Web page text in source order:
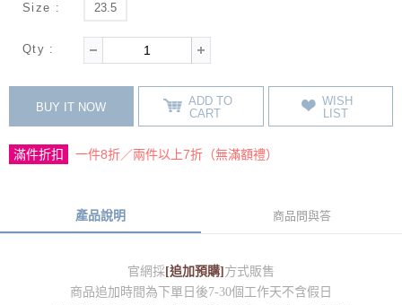
Size : 23.5
Qty :
BUY IT NOW
ADD TO
CART
WISH
LIST
滿件折扣 一件8折／兩件以上7折（無滿額禮）
產品說明 商品問與答
官網採 [追加預購] 方式販售
商品追加時間為下單日後7-30個工作天不含假日